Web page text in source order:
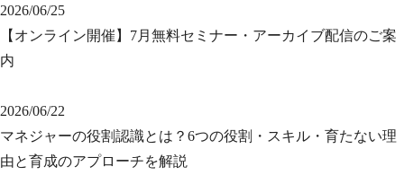
2026/06/25
【オンライン開催】7月無料セミナー・アーカイブ配信のご案
内
2026/06/22
マネジャーの役割認識とは？6つの役割・スキル・育たない理
由と育成のアプローチを解説